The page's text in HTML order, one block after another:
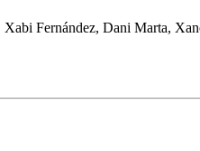
Fernández, Dani Marta,